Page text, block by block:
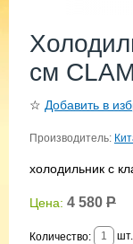
см
☆ Добавить в
Производитель:
холодильник с
Цена: 4 580 Р
Количество: шт.